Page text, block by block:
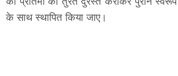
के साथ स्थापित किया जाए।